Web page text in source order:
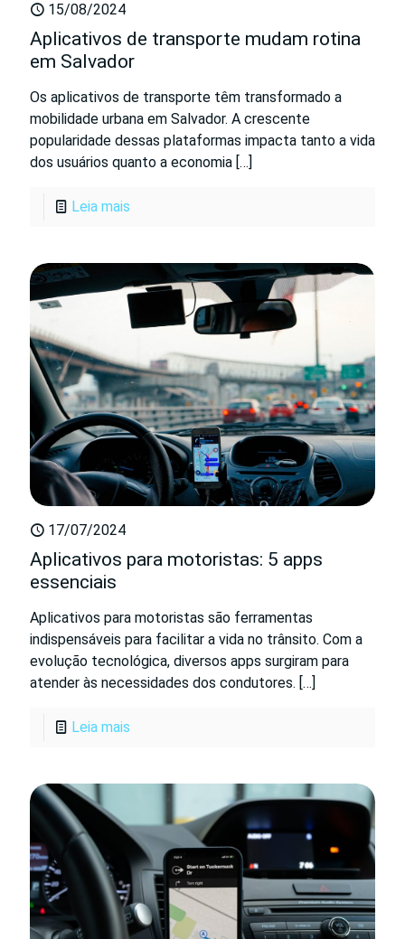
15/08/2024
Aplicativos de transporte mudam rotina
em Salvador
Os aplicativos de transporte têm transformado a
mobilidade urbana em Salvador. A crescente
popularidade dessas plataformas impacta tanto a vida
dos usuários quanto a economia […]
Leia mais
17/07/2024
Aplicativos para motoristas: 5 apps
essenciais
Aplicativos para motoristas são ferramentas
indispensáveis para facilitar a vida no trânsito. Com a
evolução tecnológica, diversos apps surgiram para
atender às necessidades dos condutores. […]
Leia mais